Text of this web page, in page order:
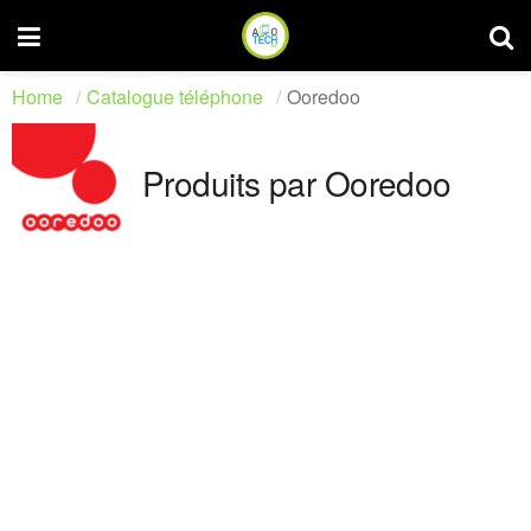
Home Catalogue téléphone Ooredoo
Produits par Ooredoo